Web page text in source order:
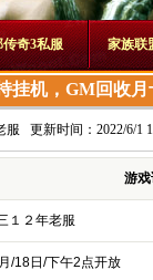
奇3私服 家族联
挂机，GM回收
服 更新时间：2022/6/1
游
１２年老服
/18日/下午2点开放